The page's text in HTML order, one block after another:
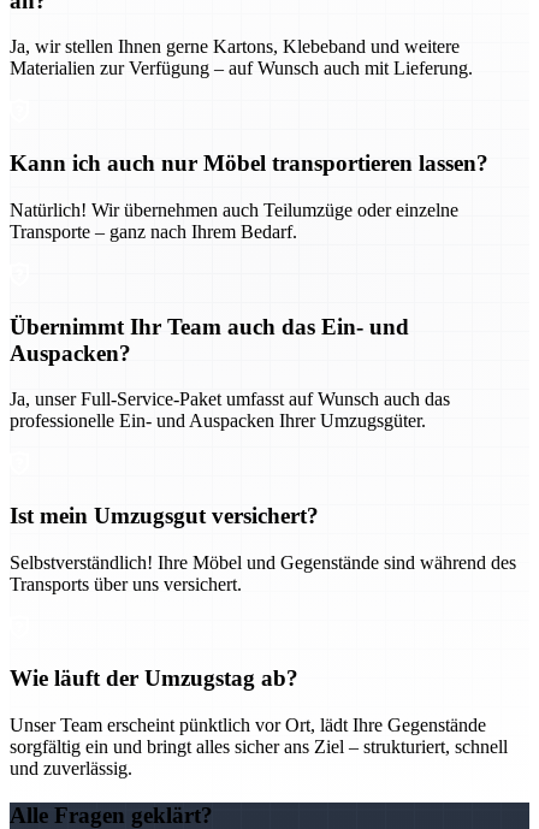
Ja, wir stellen Ihnen gerne Kartons, Klebeband und weitere
Materialien zur Verfügung – auf Wunsch auch mit Lieferung.
Kann ich auch nur Möbel transportieren lassen?
Natürlich! Wir übernehmen auch Teilumzüge oder einzelne
Transporte – ganz nach Ihrem Bedarf.
Übernimmt Ihr Team auch das Ein- und
Auspacken?
Ja, unser Full-Service-Paket umfasst auf Wunsch auch das
professionelle Ein- und Auspacken Ihrer Umzugsgüter.
Ist mein Umzugsgut versichert?
Selbstverständlich! Ihre Möbel und Gegenstände sind während des
Transports über uns versichert.
Wie läuft der Umzugstag ab?
Unser Team erscheint pünktlich vor Ort, lädt Ihre Gegenstände
sorgfältig ein und bringt alles sicher ans Ziel – strukturiert, schnell
und zuverlässig.
Alle Fragen geklärt?